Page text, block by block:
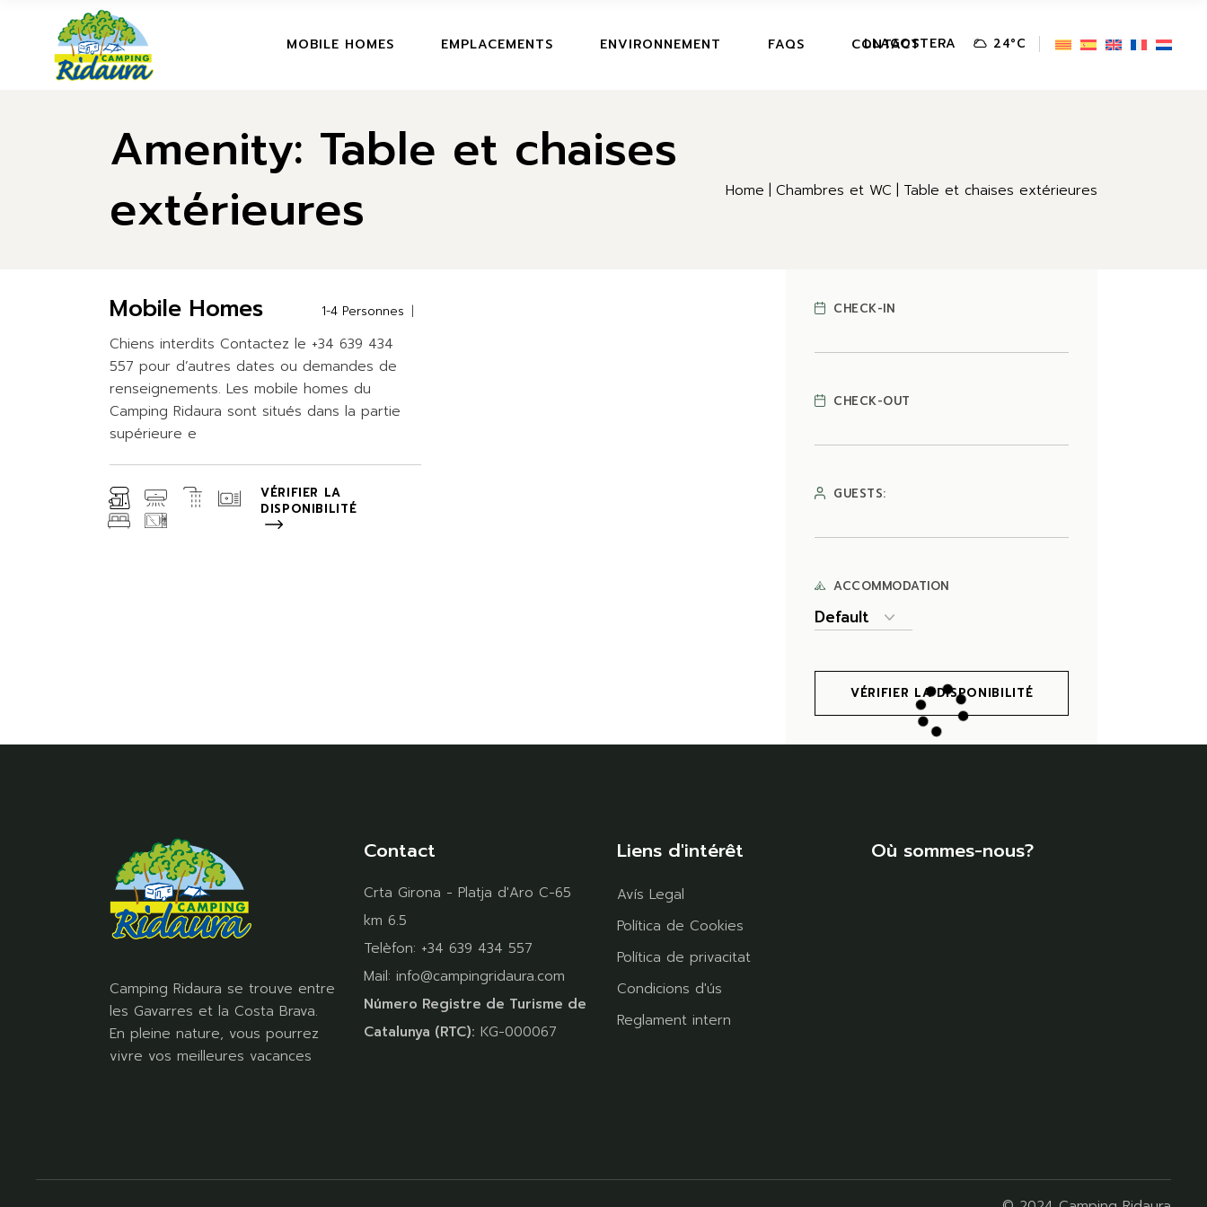
MOBILE HOMES EMPLACEMENTS ENVIRONNEMENT FAQS CONTACT
LLAGOSTERA 24°C
Amenity: Table et chaises
extérieures
Home Chambres et WC Table et chaises extérieures
Mobile Homes 1-4 Personnes
Chiens interdits Contactez le +34 639 434
557 pour d’autres dates ou demandes de
renseignements. Les mobile homes du
Camping Ridaura sont situés dans la partie
supérieure e
VÉRIFIER LA
DISPONIBILITÉ
CHECK-IN
CHECK-OUT
GUESTS:
ACCOMMODATION
VÉRIFIER LA DISPONIBILITÉ
Camping Ridaura se trouve entre
les Gavarres et la Costa Brava.
En pleine nature, vous pourrez
vivre vos meilleures vacances
Contact
Crta Girona - Platja d'Aro C-65
km 6.5
Telèfon: +34 639 434 557
Mail: info@campingridaura.com
Número Registre de Turisme de
Catalunya (RTC): KG-000067
Liens d'intérêt
Avís Legal
Política de Cookies
Política de privacitat
Condicions d'ús
Reglament intern
Où sommes-nous?